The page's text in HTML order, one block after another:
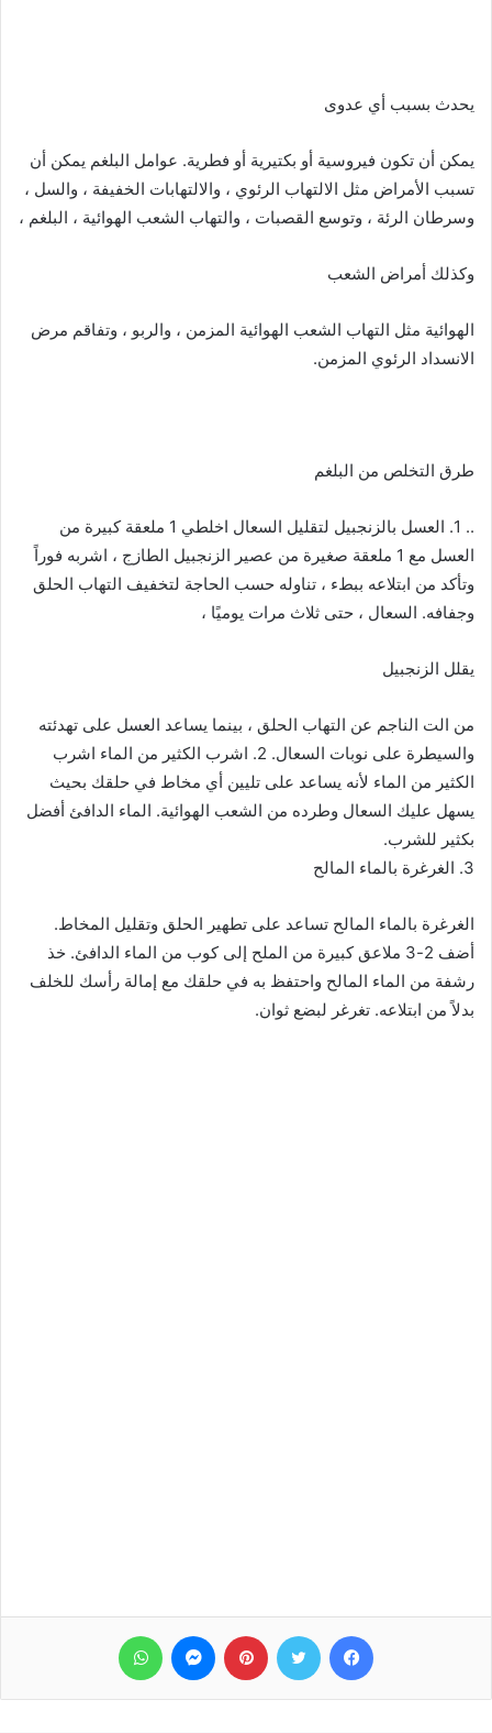
يحدث بسبب أي عدوى
يمكن أن تكون فيروسية أو بكتيرية أو فطرية. عوامل البلغم يمكن أن
تسبب الأمراض مثل الالتهاب الرئوي ، والالتهابات الخفيفة ، والسل ،
وسرطان الرئة ، وتوسع القصبات ، والتهاب الشعب الهوائية ، البلغم ،
وكذلك أمراض الشعب
الهوائية مثل التهاب الشعب الهوائية المزمن ، والربو ، وتفاقم مرض
الانسداد الرئوي المزمن.
طرق التخلص من البلغم
.. 1. العسل بالزنجبيل لتقليل السعال اخلطي 1 ملعقة كبيرة من
العسل مع 1 ملعقة صغيرة من عصير الزنجبيل الطازج ، اشربه فوراً
وتأكد من ابتلاعه ببطء ، تناوله حسب الحاجة لتخفيف التهاب الحلق
وجفافه. السعال ، حتى ثلاث مرات يوميًا ،
يقلل الزنجبيل
من الت الناجم عن التهاب الحلق ، بينما يساعد العسل على تهدئته
والسيطرة على نوبات السعال. 2. اشرب الكثير من الماء اشرب
الكثير من الماء لأنه يساعد على تليين أي مخاط في حلقك بحيث
يسهل عليك السعال وطرده من الشعب الهوائية. الماء الدافئ أفضل
بكثير للشرب.
3. الغرغرة بالماء المالح
الغرغرة بالماء المالح تساعد على تطهير الحلق وتقليل المخاط.
أضف 2-3 ملاعق كبيرة من الملح إلى كوب من الماء الدافئ. خذ
رشفة من الماء المالح واحتفظ به في حلقك مع إمالة رأسك للخلف
بدلاً من ابتلاعه. تغرغر لبضع ثوان.
فيسبوك تويتر بينتيريست ماسنجر